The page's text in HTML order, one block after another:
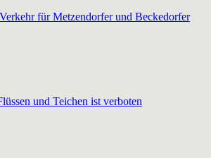
für Metzendorfer und Beckedorfer
und Teichen ist verboten